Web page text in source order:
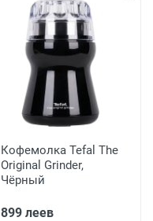
Кофемолка Tefal The
Original Grinder,
Чёрный
899 леев